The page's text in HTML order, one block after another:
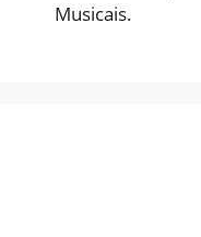
Musicais.